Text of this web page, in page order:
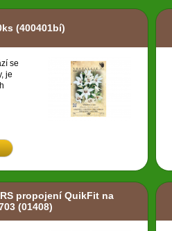
(400401bí)
se
je
propojení QuikFit na
(01408)